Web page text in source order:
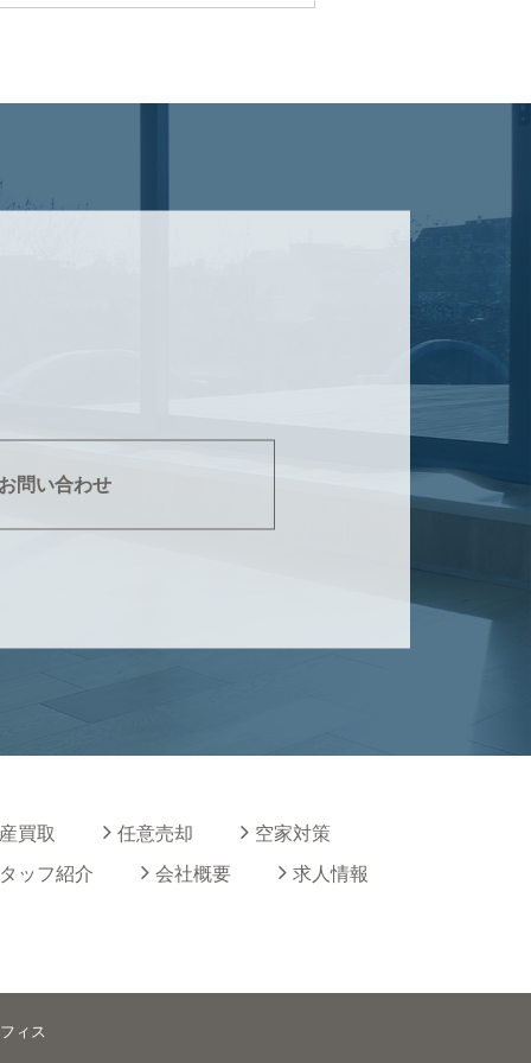
問い合わせ
買取 任意売却
空家対策
ッフ紹介
会社概要 求人情報
ィス